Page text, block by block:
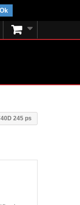
Ok
245 ps